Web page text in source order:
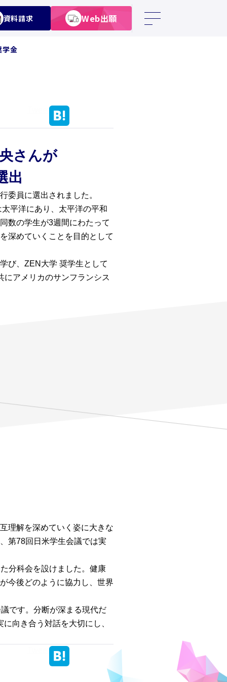
資料請求 Web出願
学金
さんが
出
委員に選出されました。
平洋にあり、太平洋の平和
数の学生が3週間にわたって
深めていくことを目的として
び、ZEN大学 奨学生として
アメリカのサンフランシス
理解を深めていく姿に大きな
第78回日米学生会議では実
分科会を設けました。健康
今後どのように協力し、世界
です。分断が深まる現代だ
向き合う対話を大切にし、